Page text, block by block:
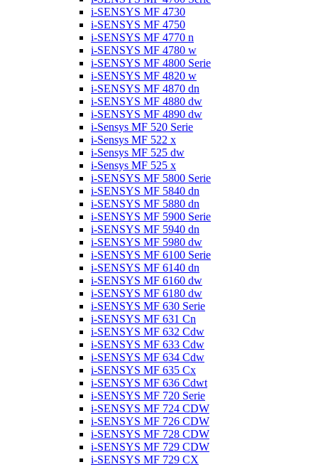
i-SENSYS MF 4730
i-SENSYS MF 4750
i-SENSYS MF 4770 n
i-SENSYS MF 4780 w
i-SENSYS MF 4800 Serie
i-SENSYS MF 4820 w
i-SENSYS MF 4870 dn
i-SENSYS MF 4880 dw
i-SENSYS MF 4890 dw
i-Sensys MF 520 Serie
i-Sensys MF 522 x
i-Sensys MF 525 dw
i-Sensys MF 525 x
i-SENSYS MF 5800 Serie
i-SENSYS MF 5840 dn
i-SENSYS MF 5880 dn
i-SENSYS MF 5900 Serie
i-SENSYS MF 5940 dn
i-SENSYS MF 5980 dw
i-SENSYS MF 6100 Serie
i-SENSYS MF 6140 dn
i-SENSYS MF 6160 dw
i-SENSYS MF 6180 dw
i-SENSYS MF 630 Serie
i-SENSYS MF 631 Cn
i-SENSYS MF 632 Cdw
i-SENSYS MF 633 Cdw
i-SENSYS MF 634 Cdw
i-SENSYS MF 635 Cx
i-SENSYS MF 636 Cdwt
i-SENSYS MF 720 Serie
i-SENSYS MF 724 CDW
i-SENSYS MF 726 CDW
i-SENSYS MF 728 CDW
i-SENSYS MF 729 CDW
i-SENSYS MF 729 CX